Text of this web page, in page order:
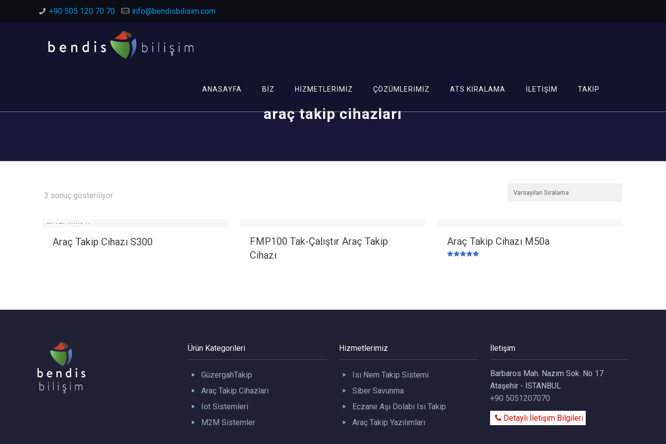
+90 505 120 70 70 info@bendisbilisim.com
ANASAYFA BİZ HİZMETLERİMİZ ÇÖZÜMLERİMİZ ATS KİRALAMA İLETİŞİM TAKİP
araç takip cihazları
3 sonuç gösteriliyor
Araç Takip Cihazı S300
FMP100 Tak-Çalıştır Araç Takip
Cihazı
Araç Takip Cihazı M50a
Ürün Kategorileri
GüzergahTakip
Araç Takip Cihazları
Iot Sistemleri
M2M Sistemler
Hizmetlerimiz
Isı Nem Takip Sistemi
Siber Savunma
Eczane Aşı Dolabı Isı Takip
Araç Takip Yazılımları
İletişim
Barbaros Mah. Nazım Sok. No 17
Ataşehir - İSTANBUL
+90 5051207070
Detaylı İletişim Bilgileri